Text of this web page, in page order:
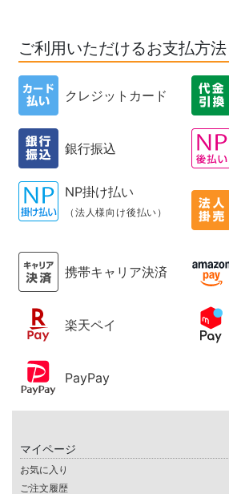
ご利用いただけるお支払方法
クレジットカード
銀行振込
NP掛け払い
（法人様向け後払い）
携帯キャリア決済
楽天ペイ
PayPay
マイページ
お気に入り
ご注文履歴